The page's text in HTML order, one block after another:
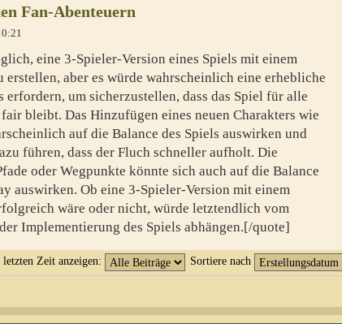
Fan-Abenteuern
eine 3-Spieler-Version eines Spiels mit einem
erstellen, aber es würde wahrscheinlich eine erhebliche
erfordern, um sicherzustellen, dass das Spiel für alle
bleibt. Das Hinzufügen eines neuen Charakters wie
auf die Balance des Spiels auswirken und
führen, dass der Fluch schneller aufholt. Die
oder Wegpunkte könnte sich auch auf die Balance
auswirken. Ob eine 3-Spieler-Version mit einem
wäre oder nicht, würde letztendlich vom
Implementierung des Spiels abhängen.[/quote]
Zeit anzeigen: Sortiere nach